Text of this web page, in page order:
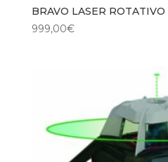
BRAVO LASER ROTATIVO
999,00€